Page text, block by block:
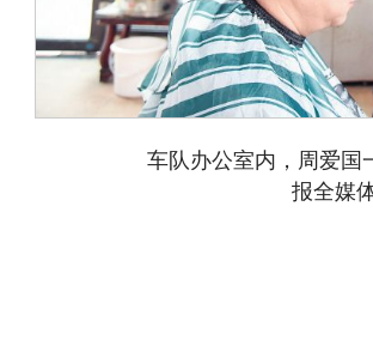
车队办公室内，周爱
报全媒